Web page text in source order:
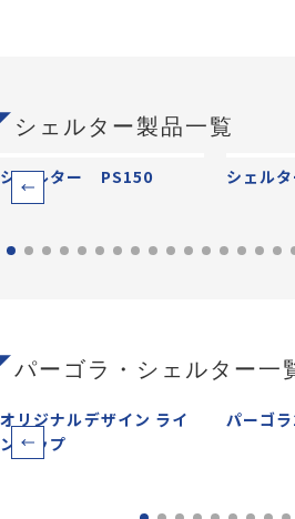
シェルター製品一覧
シェルター PS150 シェル
パーゴラ・シェルター一
オリジナルデザイン ライ
ンアップ
パーゴ